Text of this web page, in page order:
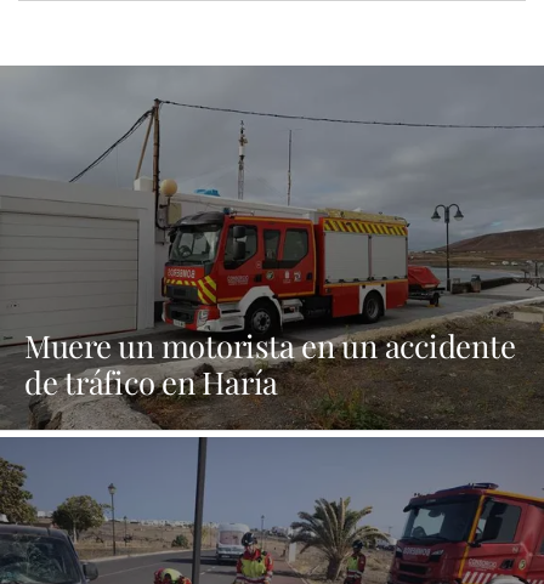
Muere un motorista en un accidente
de tráfico en Haría